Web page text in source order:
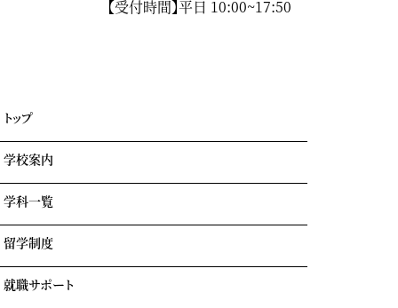
【受付時間】平日 10:00~17:50
トップ
学校案内
学園情報・教育理念
リアルな実習室
業界出身の自慢の講師陣
学科一覧
エアライン科
ホテル科
留学制度
GOTEMBA ENGLISH CAMP
就職サポート